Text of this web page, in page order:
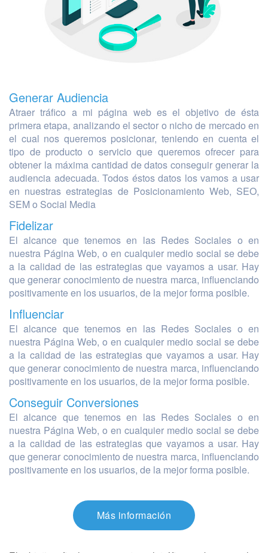
Generar Audiencia
Atraer tráfico a mi página web es el objetivo de ésta
primera etapa, analizando el sector o nicho de mercado en
el cual nos queremos posicionar, teniendo en cuenta el
tipo de producto o servicio que queremos ofrecer para
obtener la máxima cantidad de datos conseguir generar la
audiencia adecuada. Todos éstos datos los vamos a usar
en nuestras estrategias de Posicionamiento Web, SEO,
SEM o Social Media
Fidelizar
El alcance que tenemos en las Redes Sociales o en
nuestra Página Web, o en cualquier medio social se debe
a la calidad de las estrategias que vayamos a usar. Hay
que generar conocimiento de nuestra marca, influenciando
positivamente en los usuarios, de la mejor forma posible.
Influenciar
El alcance que tenemos en las Redes Sociales o en
nuestra Página Web, o en cualquier medio social se debe
a la calidad de las estrategias que vayamos a usar. Hay
que generar conocimiento de nuestra marca, influenciando
positivamente en los usuarios, de la mejor forma posible.
Conseguir Conversiones
El alcance que tenemos en las Redes Sociales o en
nuestra Página Web, o en cualquier medio social se debe
a la calidad de las estrategias que vayamos a usar. Hay
que generar conocimiento de nuestra marca, influenciando
positivamente en los usuarios, de la mejor forma posible.
Más información